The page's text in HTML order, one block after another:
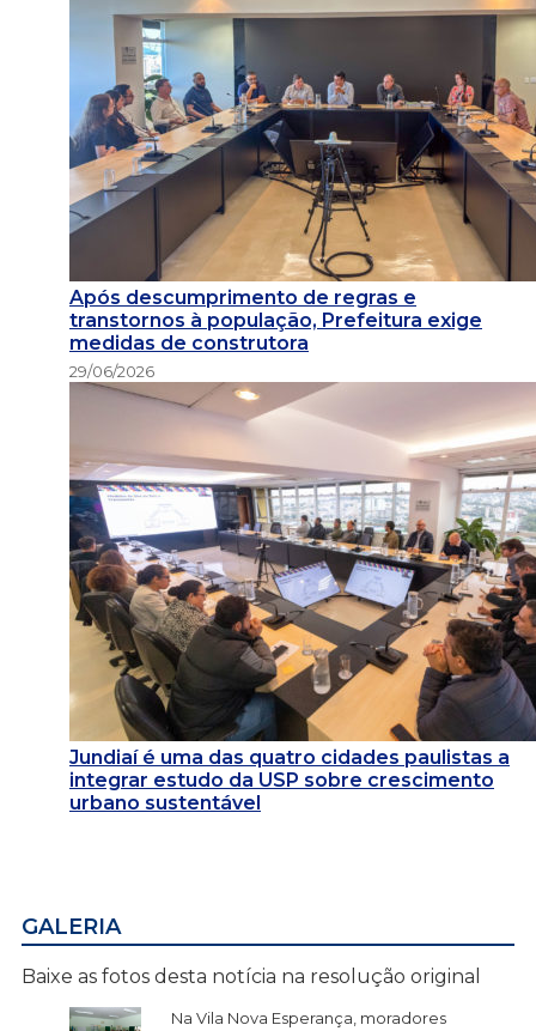
Após descumprimento de regras e
transtornos à população, Prefeitura exige
medidas de construtora
29/06/2026
Jundiaí é uma das quatro cidades paulistas a
integrar estudo da USP sobre crescimento
urbano sustentável
GALERIA
Baixe as fotos desta notícia na resolução original
Na Vila Nova Esperança, moradores